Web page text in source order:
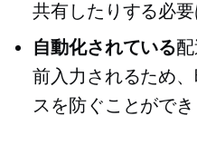
共有したりする必要
自動化されている
前入力されるため
スを防ぐことができ